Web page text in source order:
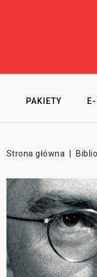
PAKIETY
Strona główna